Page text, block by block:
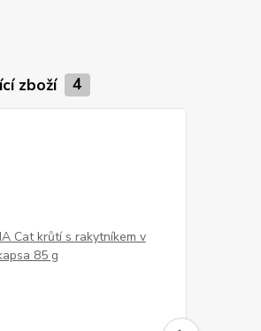
zboží 4